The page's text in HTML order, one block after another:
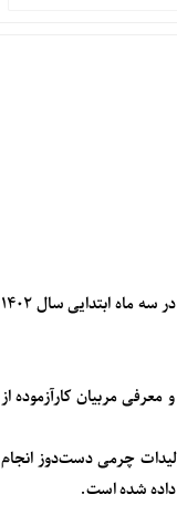
معاون صنایع‌دستی اداره کل میراث فرهنگی، گردشگری و صنایع‌دستی البرز از آموزش صنایع‌دستی به ۴۶۶ زندانی در سه ماه ابتدایی سال ۱۴۰۲
مربیان کارآزموده از
چرمی دست‌دوز انجام